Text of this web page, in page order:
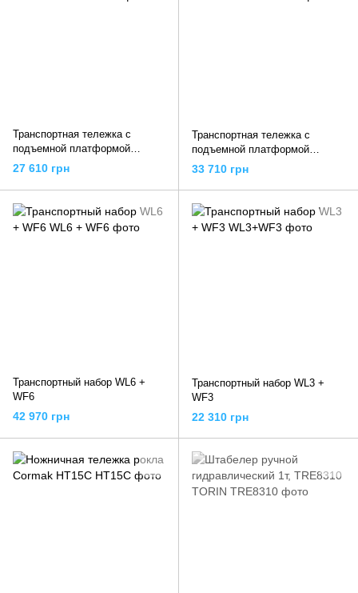
Транспортная тележка с
подъемной платформой
Cormak WLTB
27 610 грн
Транспортная тележка с
подъемной платформой
Cormak WLTC
33 710 грн
Транспортный набор WL6 +
WF6
42 970 грн
Транспортный набор WL3 +
WF3
22 310 грн